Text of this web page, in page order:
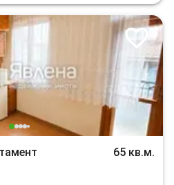
65 кв.м.